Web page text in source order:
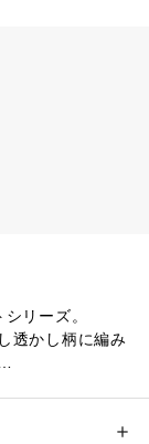
リーズ。
透かし柄に編み
セントに。